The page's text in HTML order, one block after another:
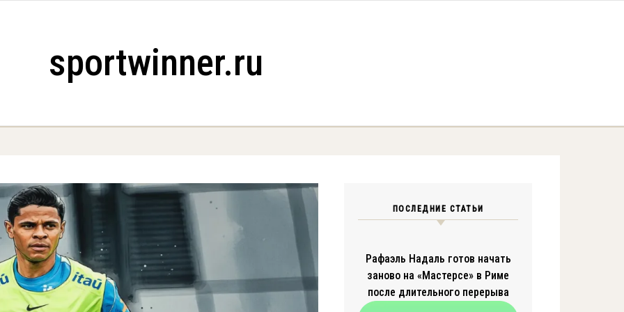
sportwinner.ru
ПОСЛЕДНИЕ СТАТЬИ
Рафаэль Надаль готов начать
заново на «Мастерсе» в Риме
после длительного перерыва